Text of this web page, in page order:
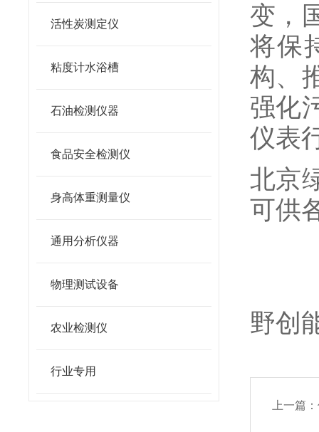
活性炭测定仪
粘度计水浴槽
石油检测仪器
食品安全检测仪
身高体重测量仪
通用分析仪器
物理测试设备
农业检测仪
行业专用
变，
将保
构、
强化
仪表
北京
可供
野创
上一篇：